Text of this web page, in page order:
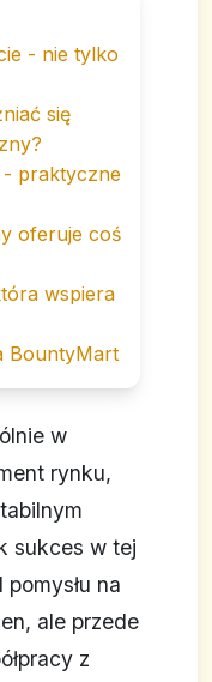
- nie tylko
się
praktyczne
oferuje coś
wspiera
BountyMart
w
rynku,
sukces w tej
na
ale przede
z